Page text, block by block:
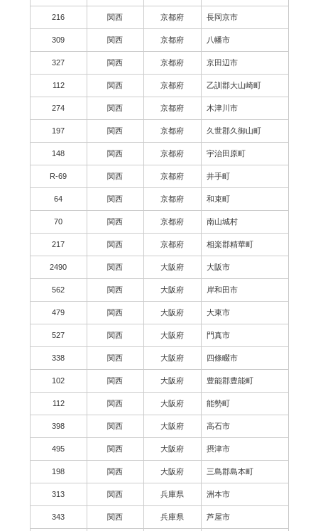
216 関西 京都府 長岡京市
309 関西 京都府 八幡市
327 関西 京都府 京田辺市
112 関西 京都府 乙訓郡大山崎町
274 関西 京都府 木津川市
197 関西 京都府 久世郡久御山町
148 関西 京都府 宇治田原町
R-69 関西 京都府 井手町
64 関西 京都府 和束町
70 関西 京都府 南山城村
217 関西 京都府 相楽郡精華町
2490 関西 大阪府 大阪市
562 関西 大阪府 岸和田市
479 関西 大阪府 大東市
527 関西 大阪府 門真市
338 関西 大阪府 四條畷市
102 関西 大阪府 豊能郡豊能町
112 関西 大阪府 能勢町
398 関西 大阪府 高石市
495 関西 大阪府 摂津市
198 関西 大阪府 三島郡島本町
313 関西 兵庫県 洲本市
343 関西 兵庫県 芦屋市